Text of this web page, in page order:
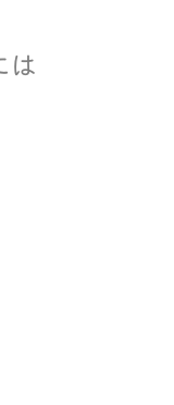
は